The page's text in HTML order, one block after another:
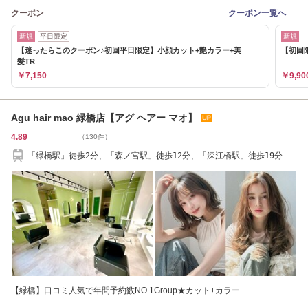
クーポン クーポン一覧へ
新規 平日限定
【迷ったらこのクーポン♪初回平日限定】小顔カット+艶カラー+美
髪TR
￥7,150
新規
【初
￥
Agu hair mao 緑橋店【アグ ヘアー マオ】
4.89 （130件）
「緑橋駅」徒歩2分、「森ノ宮駅」徒歩12分、「深江橋駅」徒歩19分
【緑橋】口コミ人気で年間予約数NO.1Group★カット+カラー